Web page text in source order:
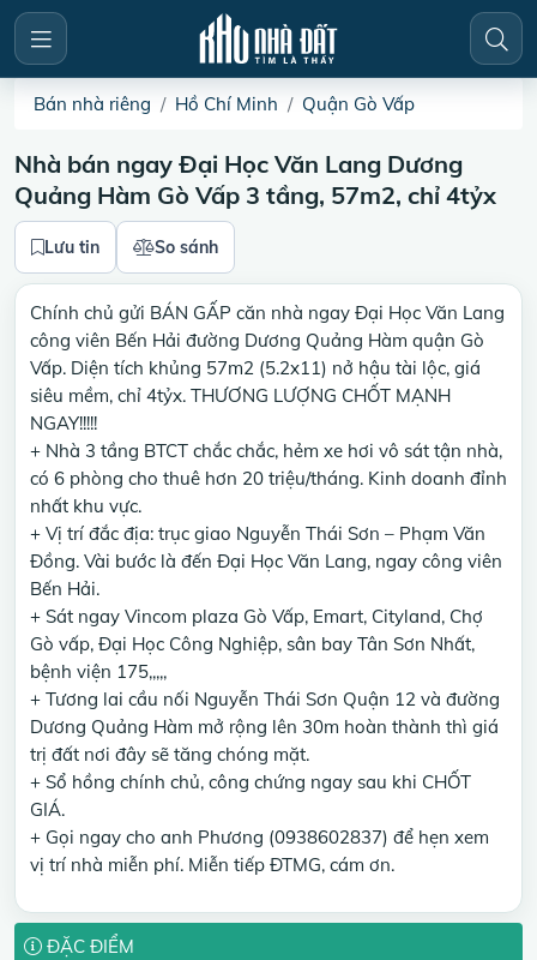
Bán nhà riêng Hồ Chí Minh Quận Gò Vấp
Nhà bán ngay Đại Học Văn Lang Dương
Quảng Hàm Gò Vấp 3 tầng, 57m2, chỉ 4tỷx
Lưu tin So sánh
Chính chủ gửi BÁN GẤP căn nhà ngay Đại Học Văn Lang
công viên Bến Hải đường Dương Quảng Hàm quận Gò
Vấp. Diện tích khủng 57m2 (5.2x11) nở hậu tài lộc, giá
siêu mềm, chỉ 4tỷx. THƯƠNG LƯỢNG CHỐT MẠNH
NGAY!!!!!
+ Nhà 3 tầng BTCT chắc chắc, hẻm xe hơi vô sát tận nhà,
có 6 phòng cho thuê hơn 20 triệu/tháng. Kinh doanh đỉnh
nhất khu vực.
+ Vị trí đắc địa: trục giao Nguyễn Thái Sơn – Phạm Văn
Đồng. Vài bước là đến Đại Học Văn Lang, ngay công viên
Bến Hải.
+ Sát ngay Vincom plaza Gò Vấp, Emart, Cityland, Chợ
Gò vấp, Đại Học Công Nghiệp, sân bay Tân Sơn Nhất,
bệnh viện 175,,,,,
+ Tương lai cầu nối Nguyễn Thái Sơn Quận 12 và đường
Dương Quảng Hàm mở rộng lên 30m hoàn thành thì giá
trị đất nơi đây sẽ tăng chóng mặt.
+ Sổ hồng chính chủ, công chứng ngay sau khi CHỐT
GIÁ.
+ Gọi ngay cho anh Phương (0938602837) để hẹn xem
vị trí nhà miễn phí. Miễn tiếp ĐTMG, cám ơn.
ĐẶC ĐIỂM